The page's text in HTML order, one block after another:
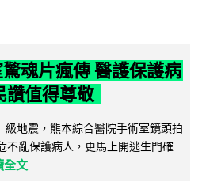
魂片瘋傳 醫護保護病
讚值得尊敬
地震，熊本綜合醫院手術室鏡頭拍
不亂保護病人，更馬上開逃生門確
全文